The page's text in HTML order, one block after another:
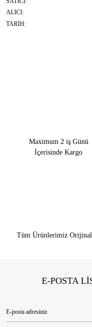
ALICI:
TARİH:
Maximum 2 iş Günü
İçerisinde Kargo
Tüm Ürünlerimiz
E-POSTA